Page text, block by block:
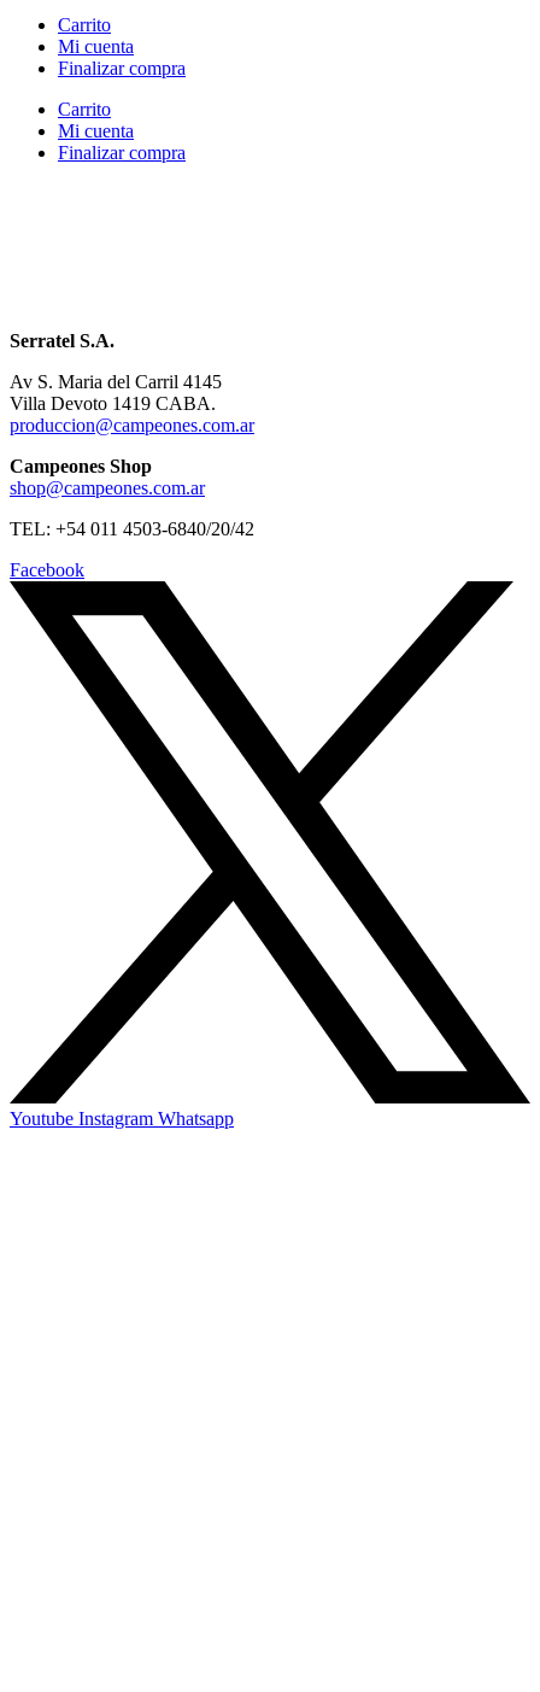
Carrito
Mi cuenta
Finalizar compra
Carrito
Mi cuenta
Finalizar compra
Serratel S.A.
Av S. Maria del Carril 4145
Villa Devoto 1419 CABA.
produccion@campeones.com.ar
Campeones Shop
shop@campeones.com.ar
TEL: +54 011 4503-6840/20/42
Facebook
Youtube Instagram Whatsapp